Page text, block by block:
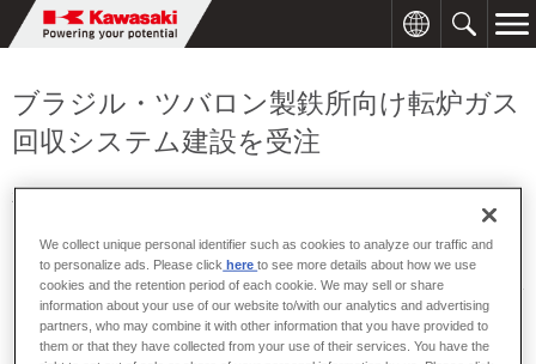
ブラジル・ツバロン製鉄所向け転炉ガス
回収システム建設を受注
2003年01月15日
川崎重工は、丸紅の協力を得てブラジル連邦共和国・エスピリ
トサントス州の民間製鉄所であるツバロン製鉄所
より、転炉ガ
ス回収システム（転炉工場内集塵器改造・ガスホルダー新設）建
設をフルターンキー契約で受注しました。受注金額は、約30億円
We collect unique personal identifier such as cookies to analyze our traffic and
to personalize ads. Please click hereto see more details about how we use
cookies and the retention period of each cookie. We may sell or share
information about your use of our website to/with our analytics and advertising
partners, who may combine it with other information that you have provided to
them or that they have collected from your use of their services. You have the